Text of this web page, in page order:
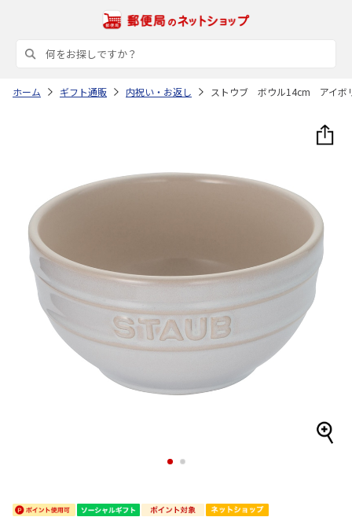
ホーム ギフト通販 内祝い・お返し ストウブ ボウル14cm アイボ
1 2